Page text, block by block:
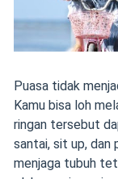
Puasa tidak
Kamu bisa loh
ringan tersebut
santai, sit up, dan
menjaga tubuh